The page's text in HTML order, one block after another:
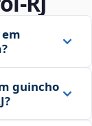
guincho